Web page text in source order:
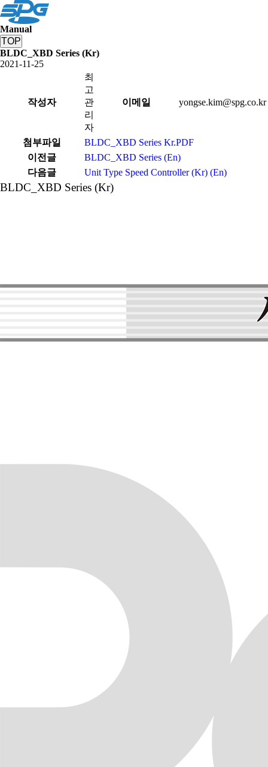
Manual
TOP
BLDC_XBD Series (Kr)
2021-11-25
작성자
최
고
관
리
자
이메일 yongse.kim@spg.co.kr
첨부파일
BLDC_XBD Series Kr.PDF
이전글
BLDC_XBD Series (En)
다음글
Unit Type Speed Controller (Kr) (En)
BLDC_XBD Series (Kr)